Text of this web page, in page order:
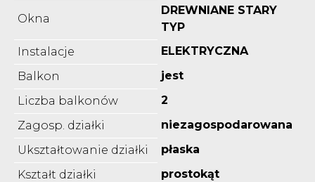
Okna
DREWNIANE STARY
TYP
Instalacje
ELEKTRYCZNA
Balkon
jest
Liczba balkonów
2
Zagosp. działki
niezagospodarowana
Ukształtowanie działki
płaska
Kształt działki
prostokąt